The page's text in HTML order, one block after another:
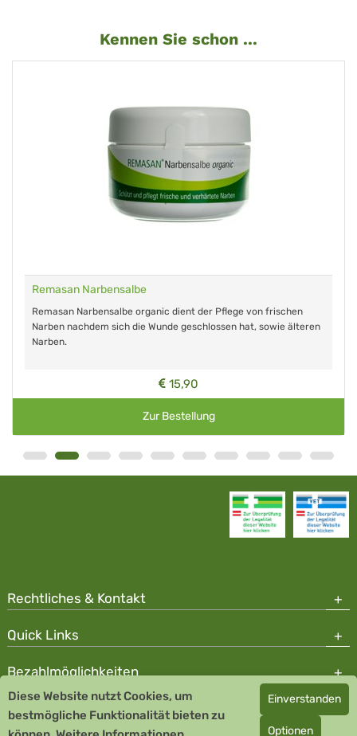
Kennen Sie schon ...
Remasan Narbensalbe
Remasan Narbensalbe organic dient der Pflege von frischen
Narben nachdem sich die Wunde geschlossen hat, sowie älteren
Narben.
15,90
Zur Bestellung
Rechtliches & Kontakt
Quick Links
Bezahlmöglichkeiten
Copyright © 2026 Team Santé Salvator Apotheke
Remedia Homöopathie GmbH GMP zertifizierter Arzneihersteller
Diese Website nutzt Cookies, um
bestmögliche Funktionalität bieten zu
Einverstanden
Optionen